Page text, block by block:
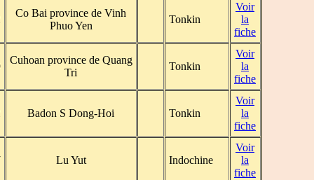
Co Bai province de Vinh
Phuo Yen
Tonkin
Voir
la
fiche
Cuhoan province de Quang
Tri
Tonkin
Voir
la
fiche
Badon S Dong-Hoi Tonkin
Voir
la
fiche
Lu Yut Indochine
Voir
la
fiche